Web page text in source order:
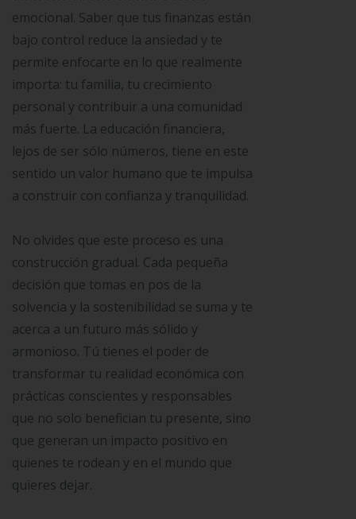
emocional. Saber que tus finanzas están
bajo control reduce la ansiedad y te
permite enfocarte en lo que realmente
importa: tu familia, tu crecimiento
personal y contribuir a una comunidad
más fuerte. La educación financiera,
lejos de ser sólo números, tiene en este
sentido un valor humano que te impulsa
a construir con confianza y tranquilidad.
No olvides que este proceso es una
construcción gradual. Cada pequeña
decisión que tomas en pos de la
solvencia y la sostenibilidad se suma y te
acerca a un futuro más sólido y
armonioso. Tú tienes el poder de
transformar tu realidad económica con
prácticas conscientes y responsables
que no solo benefician tu presente, sino
que generan un impacto positivo en
quienes te rodean y en el mundo que
quieres dejar.